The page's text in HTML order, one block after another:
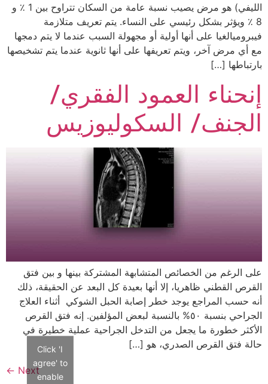
الليفي) هو مرض يصيب نسبة عامة من السكان تتراوح بين 1 ٪ و
8 ٪ ويؤثر بشكل رئيسي على النساء. يتم تعريف متلازمة
فيبروميالغيا على أنها أولية أو مجهولة السبب عندما لا يتم دمجها
مع أي مرض آخر، ويتم تعريفها على أنها ثانوية عندما يتم تشخيصها
بارتباطها […]
إنحناء العمود الفقري/
الجنف/ السكوليوزيس
على الرغم من الخصائص المتشابهة المشتركة بينها و بين فتق
القرص القطني ظاهريا، إلا أنها بعيدة كل البعد عن الحقيقة، ذلك
أنه حسب المراجع يوجد خطر إصابة الحبل الشوكي أثناء العلاج
الجراحي بنسبة ٥٠% بالنسبة لبعض المؤلفين. إنه فتق القرص
الأكثر خطورة ما يجعل من التدخل الجراحية عملية خطيرة في
حالة فتق القرص الصدري، هو […]
Next
←
Click 'I
agree' to
enable